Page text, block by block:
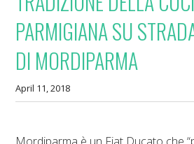
PARMIGIANA SU
DI MORDIPARMA
April 11, 2018